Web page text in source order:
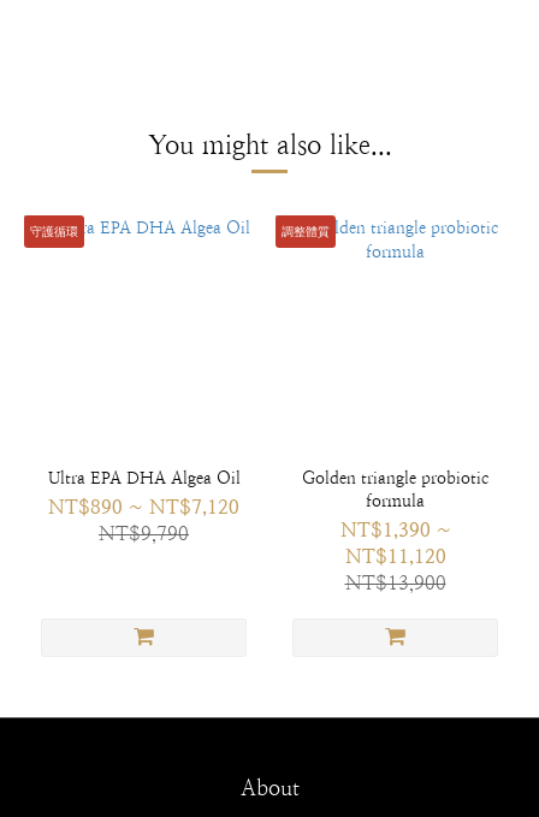
You might also like...
守護循環
Ultra EPA DHA Algea Oil
NT$890 ~ NT$7,120
NT$9,790
調整體質
Golden triangle probiotic
formula
NT$1,390 ~
NT$11,120
NT$13,900
About